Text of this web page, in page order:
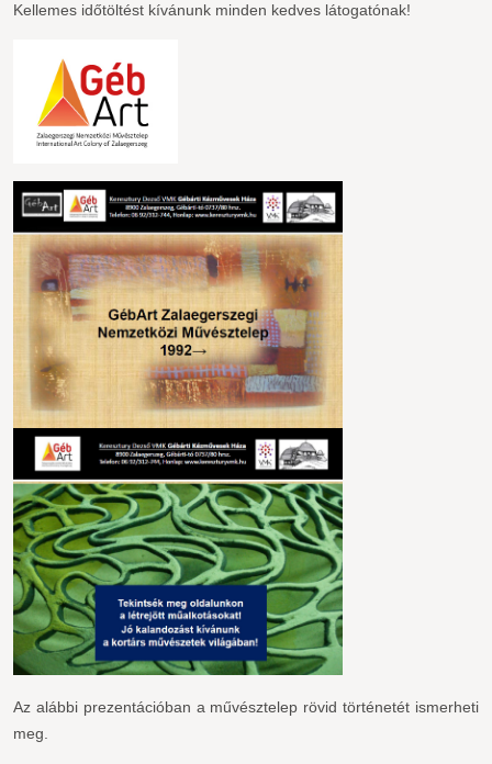
Kellemes időtöltést kívánunk minden kedves látogatónak!
Az alábbi prezentációban a művésztelep rövid történetét ismerheti
meg.